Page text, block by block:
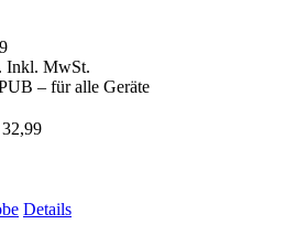
Inkl. MwSt.
– für alle Geräte
Details